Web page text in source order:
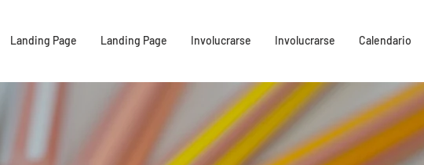
Landing Page Landing Page Involucrarse Involucrarse Calendario